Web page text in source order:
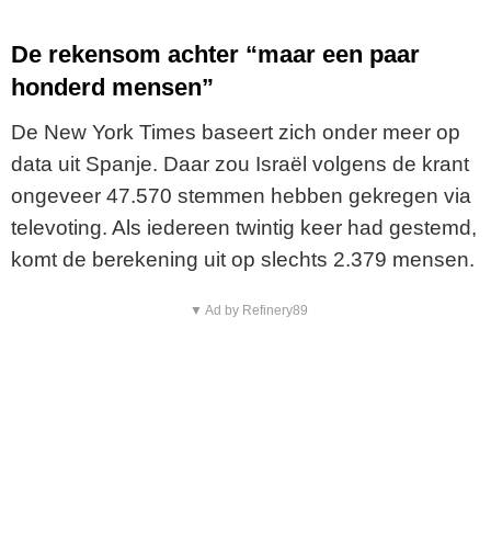
De rekensom achter “maar een paar
honderd mensen”
De New York Times baseert zich onder meer op
data uit Spanje. Daar zou Israël volgens de krant
ongeveer 47.570 stemmen hebben gekregen via
televoting. Als iedereen twintig keer had gestemd,
komt de berekening uit op slechts 2.379 mensen.
▼ Ad by Refinery89